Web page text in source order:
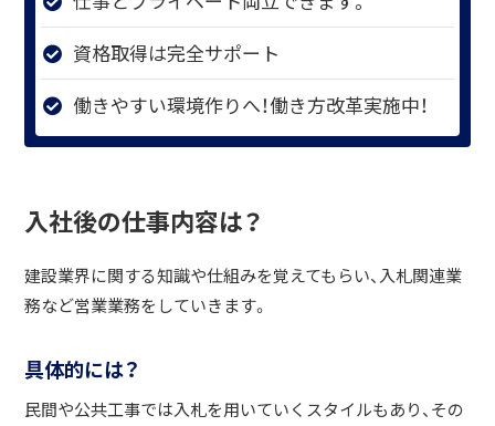
資格取得は完全サポート
働きやすい環境作りへ！働き方改革実施中！
入社後の仕事内容は？
建設業界に関する知識や仕組みを覚えてもらい、入札関連業
務など営業業務をしていきます。
具体的には？
民間や公共工事では入札を用いていくスタイルもあり、その